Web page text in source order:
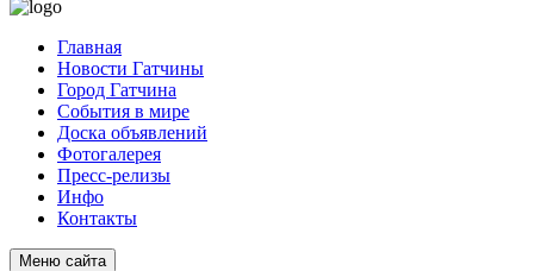
Главная
Новости Гатчины
Город Гатчина
События в мире
Доска объявлений
Фотогалерея
Пресс-релизы
Инфо
Контакты
Меню сайта